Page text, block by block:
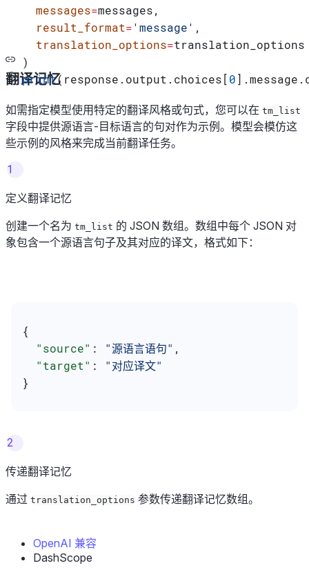
  messages
=messages,
  result_format
='message' ,
  translation_options
=translation_options
)
print(response.output.choices[0
翻译记忆
如需指定模型使用特定的翻译风格或句式，您可以在 tm_list
字段中提供源语言-目标语言的句对作为示例。模型会模仿这
些示例的风格来完成当前翻译任务。
1
定义翻译记忆
创建一个名为 tm_list 的 JSON 数组。数组中每个 JSON 对
象包含一个源语言句子及其对应的译文，格式如下：
{
  "source"
: "源语言语句" ,
  "target"
: "对应译文"
}
2
传递翻译记忆
通过 translation_options 参数传递翻译记忆数组。
OpenAI 兼容
DashScope